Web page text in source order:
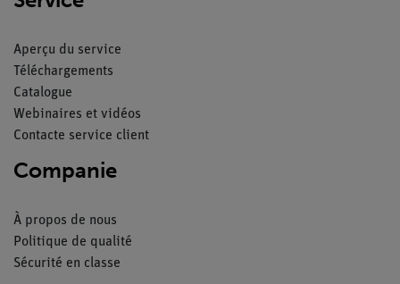
Aperçu du service
Téléchargements
Catalogue
Webinaires et vidéos
Contacte service client
Companie
À propos de nous
Politique de qualité
Sécurité en classe